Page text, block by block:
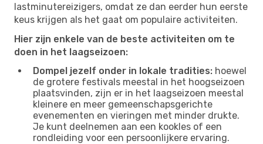
lastminutereizigers, omdat ze dan eerder hun eerste
keus krijgen als het gaat om populaire activiteiten.
Hier zijn enkele van de beste activiteiten om te
doen in het laagseizoen:
Dompel jezelf onder in lokale tradities: hoewel
de grotere festivals meestal in het hoogseizoen
plaatsvinden, zijn er in het laagseizoen meestal
kleinere en meer gemeenschapsgerichte
evenementen en vieringen met minder drukte.
Je kunt deelnemen aan een kookles of een
rondleiding voor een persoonlijkere ervaring.